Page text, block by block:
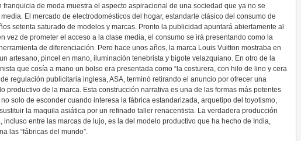
franquicia de moda muestra el aspecto aspiracional de una sociedad que ya no se
El mercado de electrodomésticos del hogar, estandarte clásico del consumo de
setenta saturado de modelos y marcas. Pronto la publicidad apuntará abiertamente al
vez de prometer el acceso a la clase media, el consumo se irá presentando como la
de diferenciación. Pero hace unos años, la marca Louis Vuitton mostraba en
artesano, pincel en mano, iluminación tenebrista y bigote velazquiano. En otro de la
que cosía a mano un bolso era presentada como “la costurera, con hilo de lino y cera
regulación publicitaria inglesa, ASA, terminó retirando el anuncio por ofrecer una
productivo de la marca. Esta construcción narrativa es una de las formas más potentes
solo de esconder cuando interesa la fábrica estandarizada, arquetipo del toyotismo,
la maquila asiática por un refinado taller renacentista. La verdadera producción
incluso entre las marcas de lujo, es la del modelo productivo que ha hecho de India,
las “fábricas del mundo”.